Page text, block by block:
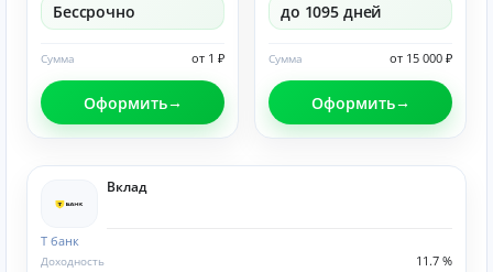
Бессрочно
от 1 ₽
Сумма
Оформить
до 1095 дней
от 15 000 ₽
Сумма
Оформить
Вклад
Т банк
11.7 %
Доходность